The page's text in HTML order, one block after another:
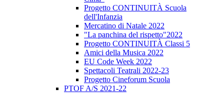
Progetto CONTINUITÀ Scuola
dell'Infanzia
Mercatino di Natale 2022
"La panchina del rispetto"2022
Progetto CONTINUITÀ Classi 5
Amici della Musica 2022
EU Code Week 2022
Spettacoli Teatrali 2022-23
Progetto Cineforum Scuola
PTOF A/S 2021-22